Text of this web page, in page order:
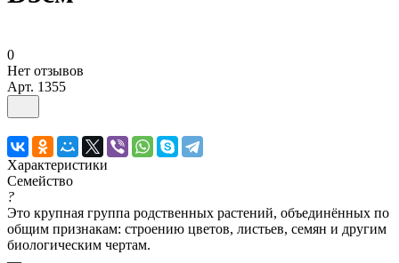
0
Нет отзывов
Арт. 1355
Характеристики
Семейство
?
Это крупная группа родственных растений, объединённых по
общим признакам: строению цветов, листьев, семян и другим
биологическим чертам.